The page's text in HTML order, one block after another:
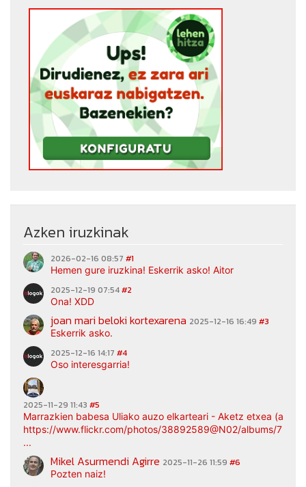
Azken iruzkinak
2026-02-16 08:57 #1
Hemen gure iruzkina! Eskerrik asko! Aitor
2025-12-19 07:54#2
Ona! XDD
joan mari beloki kortexarena 2025-12-16 16:49 #3
Eskerrik asko.
2025-12-16 14:17 #4
Oso interesgarria!
2025-11-29 11:43 #5
Marrazkien babesa Uliako auzo elkarteari - Aketz etxea
https://www.flickr.com/photos/38892589@N02/albums/
...
Mikel Asurmendi Agirre 2025-11-26 11:59 #6
Pozten naiz!